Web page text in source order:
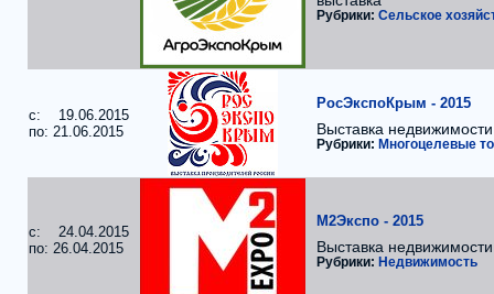
Рубрики: Сельское
c: 19.06.2015
по: 21.06.2015
РосЭкспоКрым - 2015
Выставка
Рубрики: Многоцелевые
c: 24.04.2015
по: 26.04.2015
М2Экспо - 2015
Выставка
Рубрики: Недвижимость